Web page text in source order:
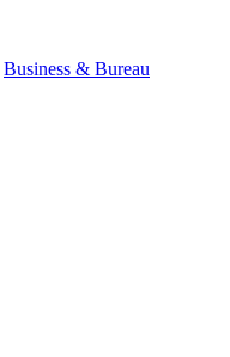
Business & Bureau